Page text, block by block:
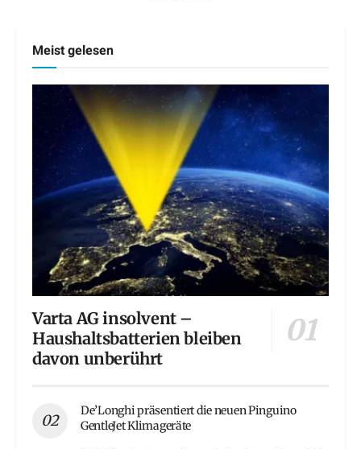
Meist gelesen
Varta AG insolvent –
Haushaltsbatterien bleiben
davon unberührt
De’Longhi präsentiert die neuen Pinguino
GentleJet Klimageräte